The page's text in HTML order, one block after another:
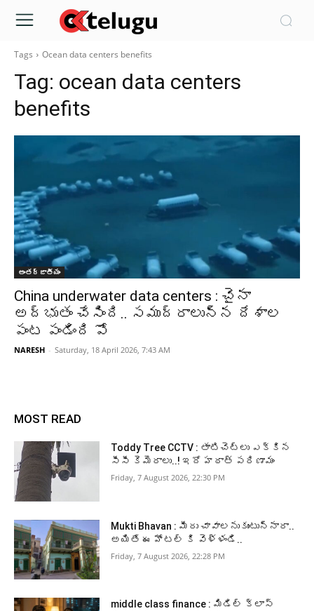
Tags Ocean data centers benefits
Tag: ocean data centers
benefits
అంతర్జాతీయం
China underwater data centers : చైనా
అద్భుతం చేసింది.. సముద్రాలున్న దేశాల
పంట పండింది పో
NARESH - Saturday, 18 April 2026, 7:43 AM
MOST READ
Toddy Tree CCTV : తాటిచెట్లు ఎక్కిన
సీసీ కెమెరాలు..! ఇదో హఠాత్ పరిణామం
Friday, 7 August 2026, 22:30 PM
Mukti Bhavan : మీరు చావాలనుకుంటున్నారా..
అయితే ఈ హోటల్ కి వెళ్ళండి..
Friday, 7 August 2026, 22:28 PM
middle class finance : మిడిల్ క్లాస్